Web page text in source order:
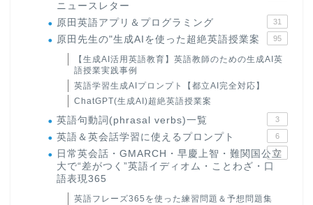
ニュースレター
原田英語アプリ＆プログラミング 31
原田先生の"生成AIを使った超絶英語授業案 95
【生成AI活用英語教育】英語教師のための生成AI英
語授業実践事例
英語学習生成AIプロンプト【都立AI完全対応】
ChatGPT(生成AI)超絶英語授業案
英語句動詞(phrasal verbs)一覧 3
英語＆英会話学習に使えるプロンプト 6
日常英会話・GMARCH・早慶上智・難関国公立
大で“差がつく”英語イディオム・ことわざ・口
語表現365
22
英語フレーズ365を使った練習問題＆予想問題集
“シン”・英会話スピード表
現
大学入試英語対策講座
英語名言・格言・カッコい
い英語＆素敵な英文フレー
ズ集